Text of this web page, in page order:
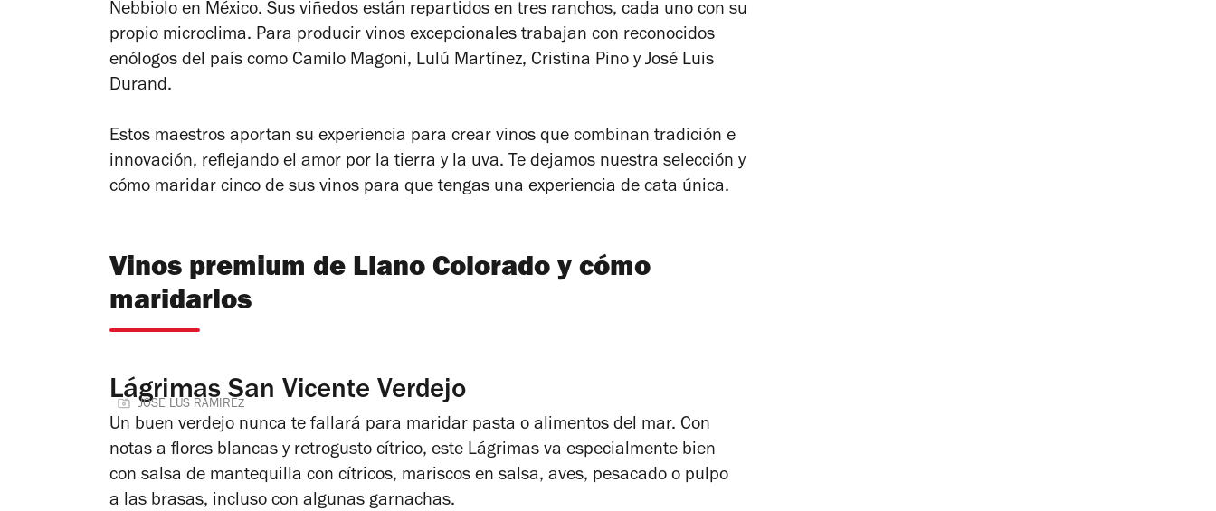
Nebbiolo en México. Sus viñedos están repartidos en tres ranchos, cada uno con su
propio microclima. Para producir vinos excepcionales trabajan con reconocidos
enólogos del país como Camilo Magoni, Lulú Martínez, Cristina Pino y José Luis
Durand.
Estos maestros aportan su experiencia para crear vinos que combinan tradición e
innovación, reflejando el amor por la tierra y la uva. Te dejamos nuestra selección y
cómo maridar cinco de sus vinos para que tengas una experiencia de cata única.
Vinos premium de Llano Colorado y cómo
maridarlos
Lágrimas San Vicente Verdejo
JOSE LUS RAMIREZ
Un buen verdejo nunca te fallará para maridar pasta o alimentos del mar. Con
notas a flores blancas y retrogusto cítrico, este Lágrimas va especialmente bien
con salsa de mantequilla con cítricos, mariscos en salsa, aves, pesacado o pulpo
a las brasas, incluso con algunas garnachas.